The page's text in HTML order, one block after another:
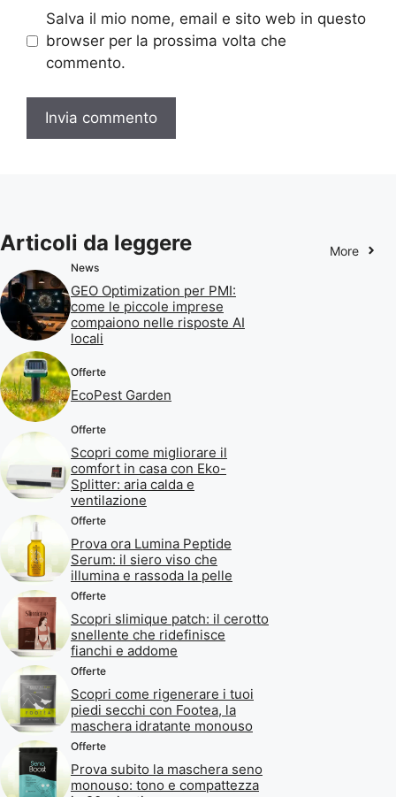
Salva il mio nome, email e sito web in questo
browser per la prossima volta che
commento.
Articoli da leggere More
News
GEO Optimization per PMI:
come le piccole imprese
compaiono nelle risposte AI
locali
Offerte
EcoPest Garden
Offerte
Scopri come migliorare il
comfort in casa con Eko-
Splitter: aria calda e
ventilazione
Offerte
Prova ora Lumina Peptide
Serum: il siero viso che
illumina e rassoda la pelle
Offerte
Scopri slimique patch: il cerotto
snellente che ridefinisce
fianchi e addome
Offerte
Scopri come rigenerare i tuoi
piedi secchi con Footea, la
maschera idratante monouso
Offerte
Prova subito la maschera seno
monouso: tono e compattezza